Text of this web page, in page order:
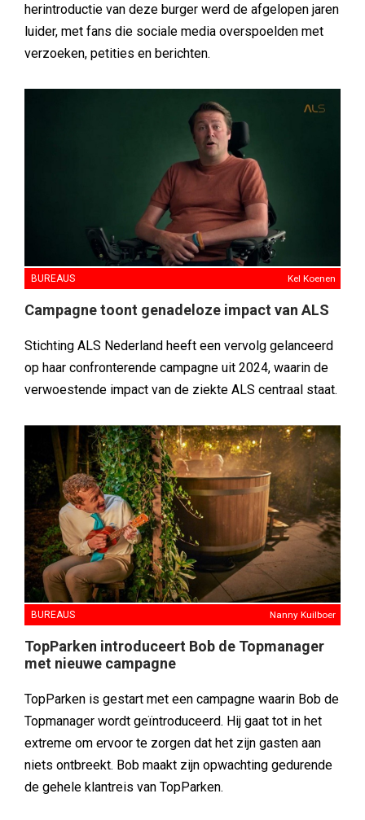
herintroductie van deze burger werd de afgelopen jaren
luider, met fans die sociale media overspoelden met
verzoeken, petities en berichten.
BUREAUS Kel Koenen
Campagne toont genadeloze impact van ALS
Stichting ALS Nederland heeft een vervolg gelanceerd
op haar confronterende campagne uit 2024, waarin de
verwoestende impact van de ziekte ALS centraal staat.
BUREAUS Nanny Kuilboer
TopParken introduceert Bob de Topmanager
met nieuwe campagne
TopParken is gestart met een campagne waarin Bob de
Topmanager wordt geïntroduceerd. Hij gaat tot in het
extreme om ervoor te zorgen dat het zijn gasten aan
niets ontbreekt. Bob maakt zijn opwachting gedurende
de gehele klantreis van TopParken.